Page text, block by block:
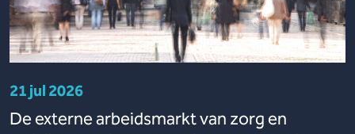
21 jul 2026
De externe arbeidsmarkt van zorg en